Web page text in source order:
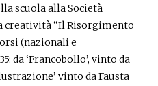
scuola alla Società
creatività “Il Risorgimento
(nazionali e
da ‘Francobollo’, vinto da
vinto da Fausta